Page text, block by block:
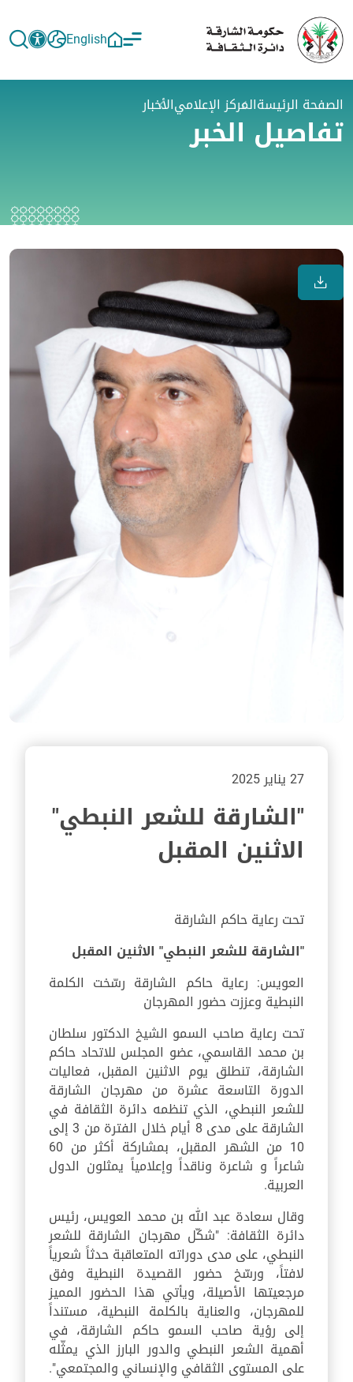
English
الصفحة الرئيسةالمركز الإعلاميالأخبار
تفاصيل الخبر
27 يناير 2025
"الشارقة للشعر النبطي"
الاثنين المقبل
تحت رعاية حاكم الشارقة
"الشارقة للشعر النبطي" الاثنين المقبل
العويس: رعاية حاكم الشارقة رسّخت الكلمة
النبطية وعززت حضور المهرجان
تحت رعاية صاحب السمو الشيخ الدكتور سلطان
بن محمد القاسمي، عضو المجلس للاتحاد حاكم
الشارقة، تنطلق يوم الاثنين المقبل، فعاليات
الدورة التاسعة عشرة من مهرجان الشارقة
للشعر النبطي، الذي تنظمه دائرة الثقافة في
الشارقة على مدى 8 أيام خلال الفترة من 3 إلى
10 من الشهر المقبل، بمشاركة أكثر من 60
شاعراً و شاعرة وناقداً وإعلامياً يمثلون الدول
العربية.
وقال سعادة عبد الله بن محمد العويس، رئيس
دائرة الثقافة: "شكّل مهرجان الشارقة للشعر
النبطي، على مدى دوراته المتعاقبة حدثاً شعرياً
لافتاً، ورسّخ حضور القصيدة النبطية وفق
مرجعيتها الأصيلة، ويأتي هذا الحضور المميز
للمهرجان، والعناية بالكلمة النبطية، مستنداً
إلى رؤية صاحب السمو حاكم الشارقة، في
أهمية الشعر النبطي والدور البارز الذي يمثّله
على المستوى الثقافي والإنساني والمجتمعي".